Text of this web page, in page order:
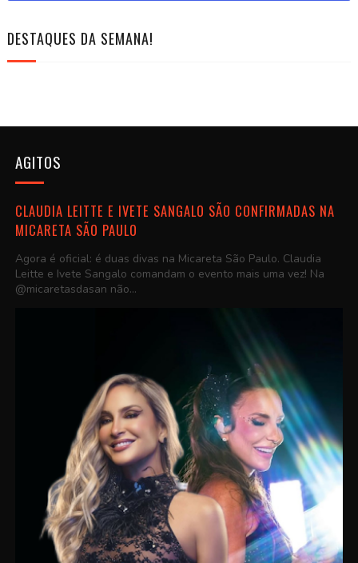
DESTAQUES DA SEMANA!
AGITOS
CLAUDIA LEITTE E IVETE SANGALO SÃO CONFIRMADAS NA
MICARETA SÃO PAULO
Agora é oficial: é duas divas na Micareta São Paulo. Claudia
Leitte e Ivete Sangalo comandam o evento mais uma vez! Na
@micaretasdasan não...